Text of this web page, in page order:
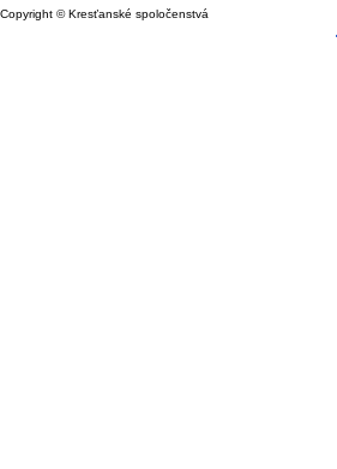
Copyright © Kresťanské spoločenstvá